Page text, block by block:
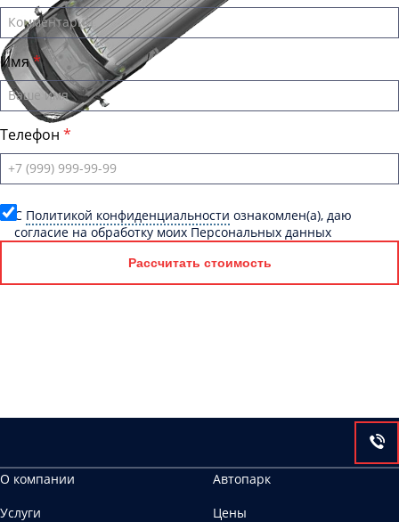
Имя
Телефон
C Политикой конфиденциальности ознакомлен(а), даю
согласие на обработку моих Персональных данных
Рассчитать стоимость
О компании
Автопарк
Услуги
Цены